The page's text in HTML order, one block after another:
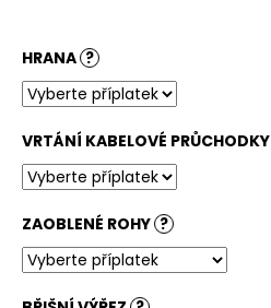
HRANA ?
VRTÁNÍ KABELOVÉ PRŮCHODKY
ZAOBLENÉ ROHY ?
STOLOVÁ
DESKA
BÍLÁ
3
600
Kč